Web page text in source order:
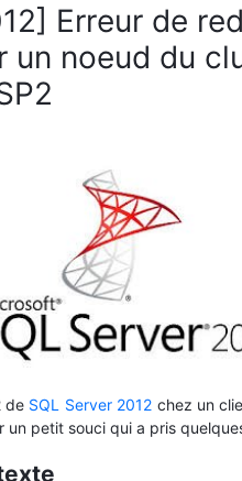
Erreur de
un noeud du
de SQL Server 2012 chez un
un petit souci qui a pris